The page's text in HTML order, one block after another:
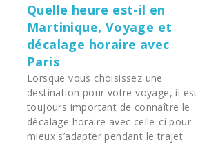
Quelle heure est-il en
Martinique, Voyage et
décalage horaire avec
Paris
Lorsque vous choisissez une
destination pour votre voyage, il est
toujours important de connaître le
décalage horaire avec celle-ci pour
mieux s’adapter pendant le trajet